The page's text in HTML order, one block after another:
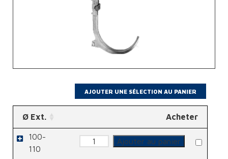
Ø Ext. Acheter
100-
110
quantité
deAjouter au panier